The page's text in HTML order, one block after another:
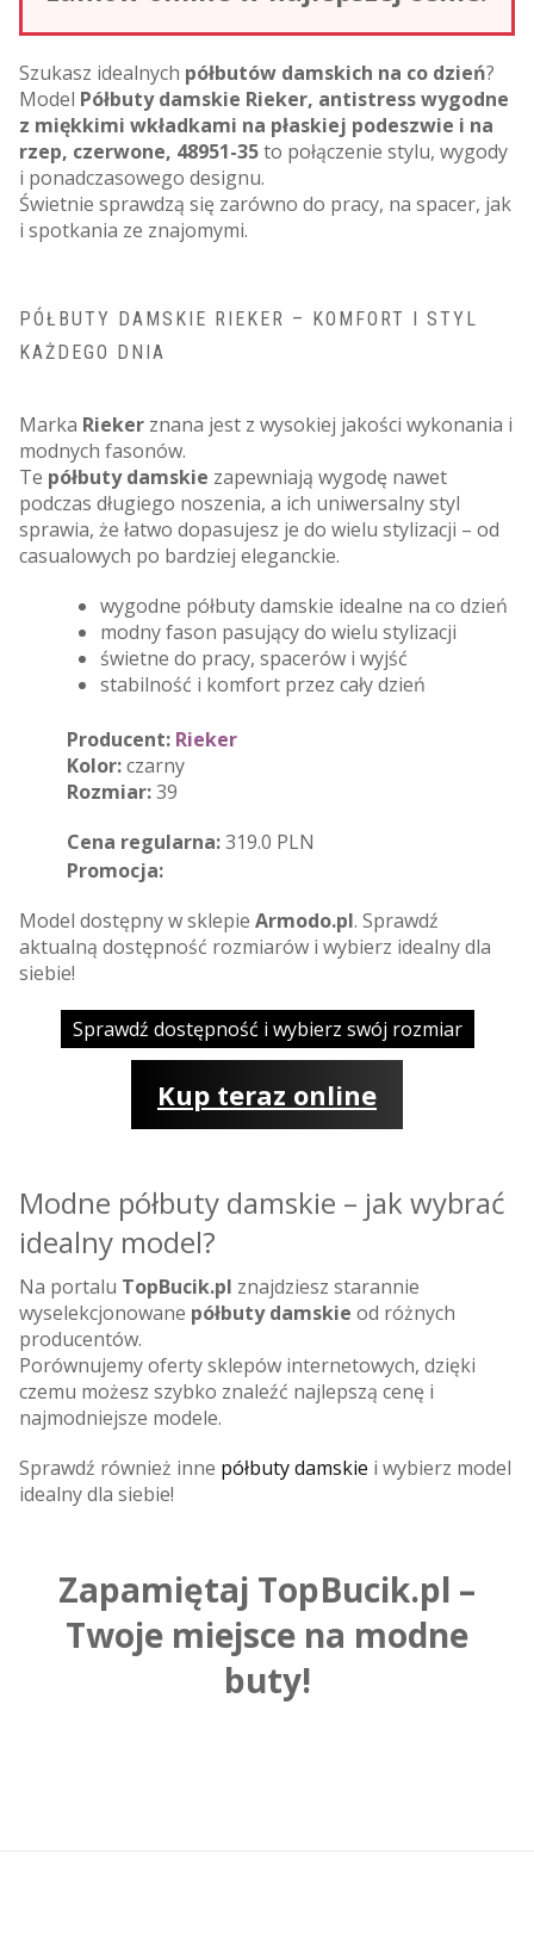
Szukasz idealnych półbutów damskich na co dzień?
Model Półbuty damskie Rieker, antistress wygodne
z miękkimi wkładkami na płaskiej podeszwie i na
rzep, czerwone, 48951-35to połączenie stylu, wygody
i ponadczasowego designu.
Świetnie sprawdzą się zarówno do pracy, na spacer, jak
i spotkania ze znajomymi.
PÓŁBUTY DAMSKIE RIEKER – KOMFORT I STYL
KAŻDEGO DNIA
Marka Rieker znana jest z wysokiej jakości wykonania i
modnych fasonów.
Te półbuty damskie zapewniają wygodę nawet
podczas długiego noszenia, a ich uniwersalny styl
sprawia, że łatwo dopasujesz je do wielu stylizacji – od
casualowych po bardziej eleganckie.
wygodne półbuty damskie idealne na co dzień
modny fason pasujący do wielu stylizacji
świetne do pracy, spacerów i wyjść
stabilność i komfort przez cały dzień
Producent: Rieker
Kolor:czarny
Rozmiar:39
Cena regularna:319.0 PLN
Promocja:
Model dostępny w sklepie Armodo.pl. Sprawdź
aktualną dostępność rozmiarów i wybierz idealny dla
siebie!
Sprawdź dostępność i wybierz swój rozmiar
Kup teraz online
Modne półbuty damskie – jak wybrać
idealny model?
Na portalu TopBucik.pl znajdziesz starannie
wyselekcjonowane półbuty damskie od różnych
producentów.
Porównujemy oferty sklepów internetowych, dzięki
czemu możesz szybko znaleźć najlepszą cenę i
najmodniejsze modele.
Sprawdź również inne półbuty damskie i wybierz model
idealny dla siebie!
Zapamiętaj TopBucik.pl –
Twoje miejsce na modne
buty!